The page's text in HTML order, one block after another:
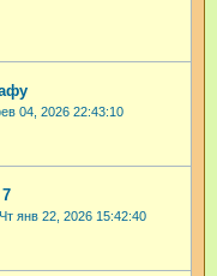
04, 2026 22:43:10
Чт янв 22, 2026 15:42:40